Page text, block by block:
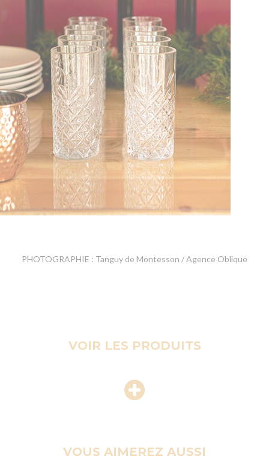
PHOTOGRAPHIE : Tanguy de Montesson / Agence Oblique
VOIR LES PRODUITS
VOUS AIMEREZ AUSSI